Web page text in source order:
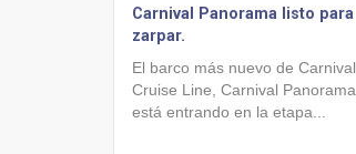
Carnival Panorama listo para
zarpar.
El barco más nuevo de Carnival
Cruise Line, Carnival Panorama,
está entrando en la etapa...